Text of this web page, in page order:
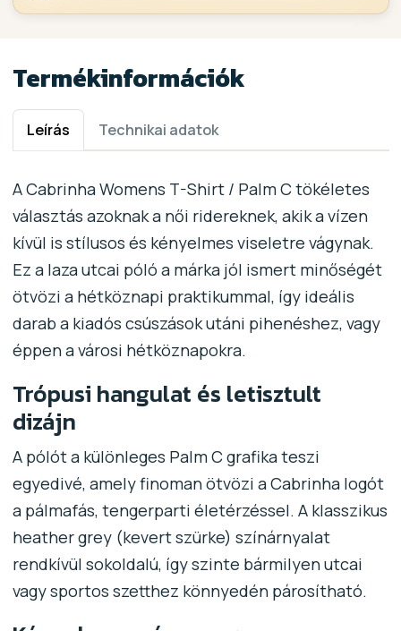
Termékinformációk
Leírás Technikai adatok
A Cabrinha Womens T-Shirt / Palm C tökéletes
választás azoknak a női ridereknek, akik a vízen
kívül is stílusos és kényelmes viseletre vágynak.
Ez a laza utcai póló a márka jól ismert minőségét
ötvözi a hétköznapi praktikummal, így ideális
darab a kiadós csúszások utáni pihenéshez, vagy
éppen a városi hétköznapokra.
Trópusi hangulat és letisztult
dizájn
A pólót a különleges Palm C grafika teszi
egyedivé, amely finoman ötvözi a Cabrinha logót
a pálmafás, tengerparti életérzéssel. A klasszikus
heather grey (kevert szürke) színárnyalat
rendkívül sokoldalú, így szinte bármilyen utcai
vagy sportos szetthez könnyedén párosítható.